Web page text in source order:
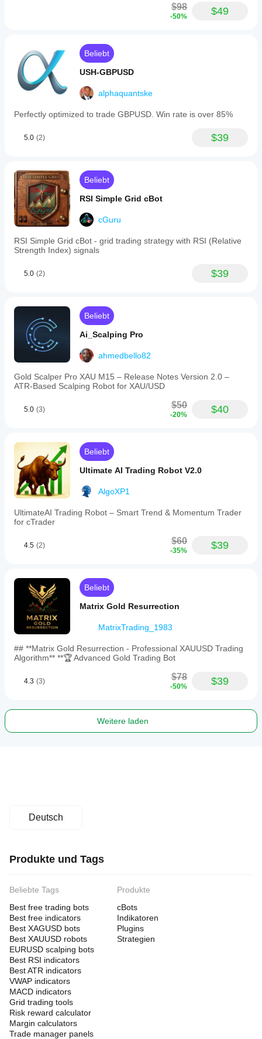
$98
-50% $49
Beliebt
USH-GBPUSD
alphaquantske
Perfectly optimized to trade GBPUSD. Win rate is over 85%
5.0 (2) $39
Beliebt
RSI Simple Grid cBot
cGuru
RSI Simple Grid cBot - grid trading strategy with RSI (Relative
Strength Index) signals
5.0 (2) $39
Beliebt
Ai_Scalping Pro
ahmedbello82
Gold Scalper Pro XAU M15 – Release Notes Version 2.0 –
ATR‑Based Scalping Robot for XAU/USD
5.0 (3) $50
-20% $40
Beliebt
Ultimate AI Trading Robot V2.0
AlgoXP1
UltimateAI Trading Robot – Smart Trend & Momentum Trader
for cTrader
4.5 (2) $60
-35% $39
Beliebt
Matrix Gold Resurrection
MatrixTrading_1983
## **Matrix Gold Resurrection - Professional XAUUSD Trading
Algorithm** **🏆 Advanced Gold Trading Bot
4.3 (3) $78
-50% $39
Weitere laden
Deutsch
Produkte und Tags
Beliebte Tags
Best free trading bots
Best free indicators
Best XAGUSD bots
Best XAUUSD robots
EURUSD scalping bots
Best RSI indicators
Best ATR indicators
VWAP indicators
MACD indicators
Grid trading tools
Risk reward calculator
Margin calculators
Trade manager panels
Produkte
cBots
Indikatoren
Plugins
Strategien